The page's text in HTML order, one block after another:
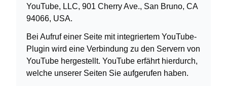
YouTube, LLC, 901 Cherry Ave., San Bruno, CA
94066, USA.
Bei Aufruf einer Seite mit integriertem YouTube-
Plugin wird eine Verbindung zu den Servern von
YouTube hergestellt. YouTube erfährt hierdurch,
welche unserer Seiten Sie aufgerufen haben.